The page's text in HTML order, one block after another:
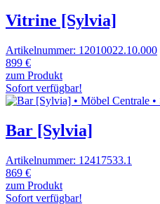
Vitrine [Sylvia]
Artikelnummer: 12010022.10.000
899 €
zum Produkt
Sofort verfügbar!
Bar [Sylvia]
Artikelnummer: 12417533.1
869 €
zum Produkt
Sofort verfügbar!